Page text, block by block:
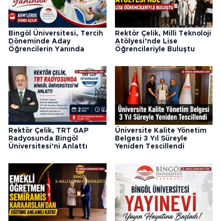
Bingöl Üniversitesi, Tercih
Döneminde Aday
Öğrencilerin Yanında
Rektör Çelik, Milli Teknoloji
Atölyesi’nde Lise
Öğrencileriyle Buluştu
Rektör Çelik, TRT GAP
Radyosunda Bingöl
Üniversitesi’ni Anlattı
Üniversite Kalite Yönetim
Belgesi 3 Yıl Süreyle
Yeniden Tescillendi